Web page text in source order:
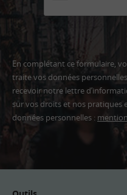
En complétant ce formulaire,
traite vos données
recevoir notre lettre
sur vos droits et nos pratiques
données personnelles :